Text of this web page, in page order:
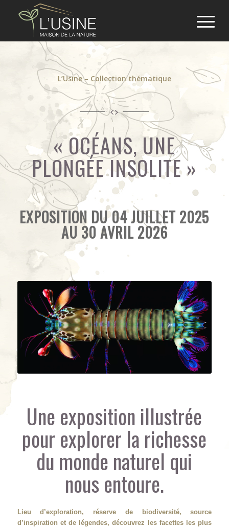
L’Usine – Collection thématique
« OCÉANS, UNE
PLONGÉE INSOLITE »
EXPOSITION DU 04 JUILLET 2025
AU 30 AVRIL 2026
Une exposition illustrée
pour explorer la richesse
du monde naturel qui
nous entoure.
Lieu d’exploration, réserve de biodiversité, source
d’inspiration et de légendes, découvrez les facettes les plus